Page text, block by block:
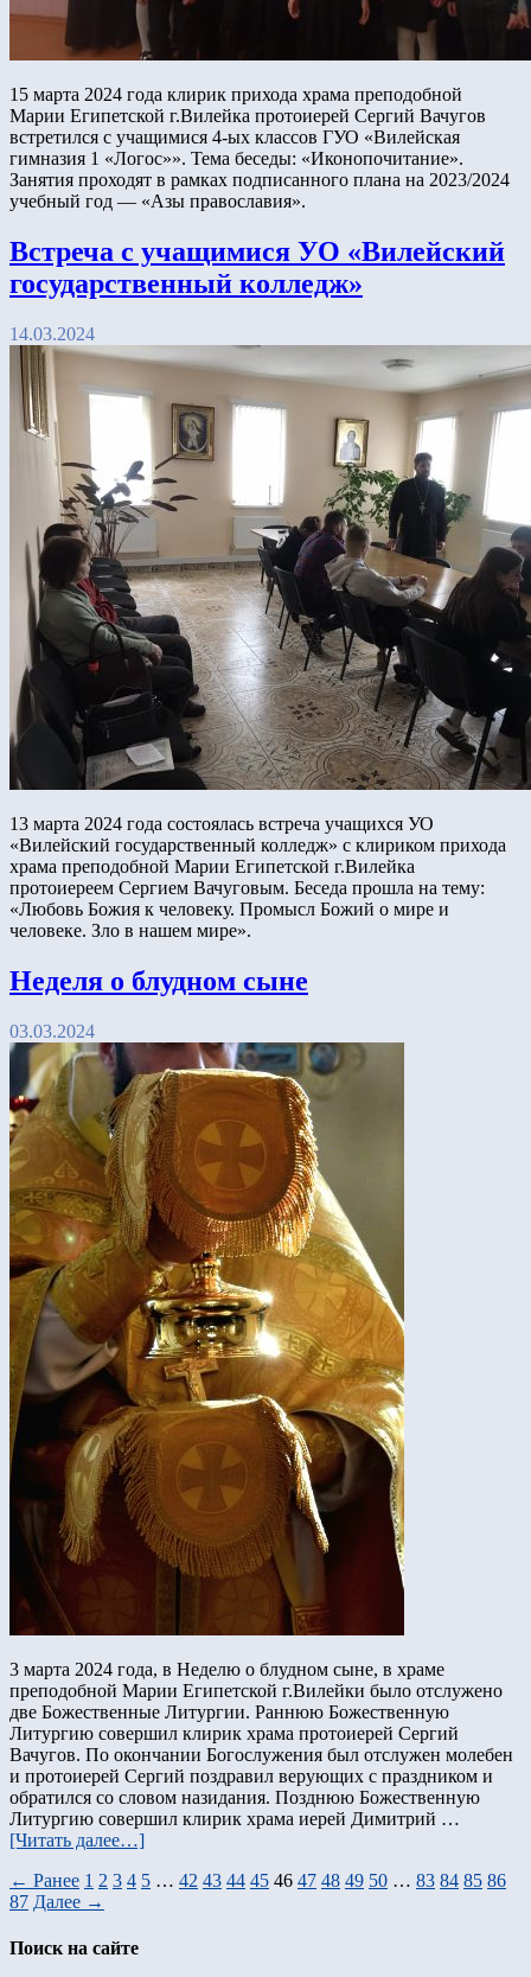
15 марта 2024 года клирик прихода храма преподобной
Марии Египетской г.Вилейка протоиерей Сергий Вачугов
встретился с учащимися 4-ых классов ГУО «Вилейская
гимназия 1 «Логос»». Тема беседы: «Иконопочитание».
Занятия проходят в рамках подписанного плана на 2023/2024
учебный год — «Азы православия».
Встреча с учащимися УО «Вилейский
государственный колледж»
14.03.2024
13 марта 2024 года состоялась встреча учащихся УО
«Вилейский государственный колледж» с клириком прихода
храма преподобной Марии Египетской г.Вилейка
протоиереем Сергием Вачуговым. Беседа прошла на тему:
«Любовь Божия к человеку. Промысл Божий о мире и
человеке. Зло в нашем мире».
Неделя о блудном сыне
03.03.2024
3 марта 2024 года, в Неделю о блудном сыне, в храме
преподобной Марии Египетской г.Вилейки было отслужено
две Божественные Литургии. Раннюю Божественную
Литургию совершил клирик храма протоиерей Сергий
Вачугов. По окончании Богослужения был отслужен молебен
и протоиерей Сергий поздравил верующих с праздником и
обратился со словом назидания. Позднюю Божественную
Литургию совершил клирик храма иерей Димитрий …
[Читать далее…]
← Ранее 1 2 3 4 5 … 42 43 44 45 46 47 48 49 50 … 83 84 85 86
87 Далее →
Поиск на сайте